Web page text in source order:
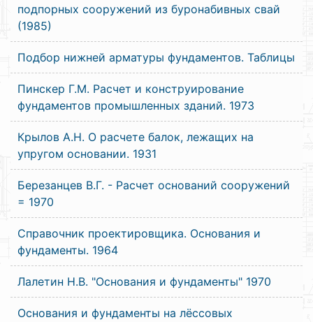
подпорных сооружений из буронабивных свай
(1985)
Подбор нижней арматуры фундаментов. Таблицы
Пинскер Г.М. Расчет и конструирование
фундаментов промышленных зданий. 1973
Крылов А.Н. О расчете балок, лежащих на
упругом основании. 1931
Березанцев В.Г. - Расчет оснований сооружений
= 1970
Справочник проектировщика. Основания и
фундаменты. 1964
Лалетин Н.В. "Основания и фундаменты" 1970
Основания и фундаменты на лёссовых